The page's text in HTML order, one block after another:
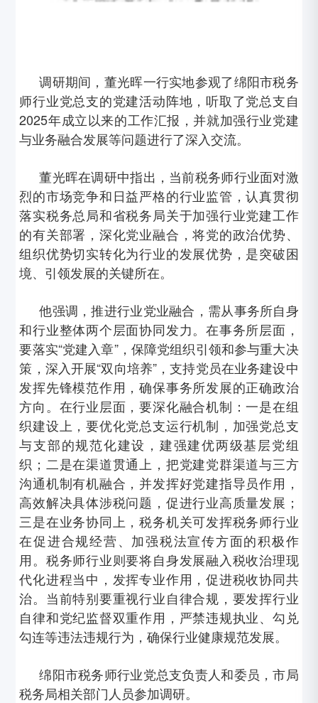
调研期间，董光晖一行实地参观了绵阳市税务
师行业党总支的党建活动阵地，听取了党总支自
2025年成立以来的工作汇报 ，并就加强行业党建
与业务融合发展等问题进行了深入交流。
董光晖在调研中指出，当前税务师行业面对激
烈的市场竞争和日益严格的行业监管，认真贯彻
落实税务总局和省税务局关于加强行业党建工作
的有关部署，深化党业融合，将党的政治优势、
组织优势切实转化为行业的发展优势，是突破困
境、引领发展的关键所在。
他强调，推进行业党业融合，需从事务所自身
和行业整体两个层面协同发力。在事务所层面，
要落实“党建入章”，保障党组织引领和参与重大决
策，深入开展“双向培养”，支持党员在业务建设中
发挥先锋模范作用，确保事务所发展的正确政治
方向。在行业层面，要深化融合机制：一是在组
织建设上，要优化党总支运行机制，加强党总支
与支部的规范化建设，建强建优两级基层党组
织；二是在渠道贯通上，把党建党群渠道与三方
沟通机制有机融合，并发挥好党建指导员作用，
高效解决具体涉税问题，促进行业高质量发展；
三是在业务协同上，税务机关可发挥税务师行业
在促进合规经营、加强税法宣传方面的积极作
用。税务师行业则要将自身发展融入税收治理现
代化进程当中，发挥专业作用，促进税收协同共
治。当前特别要重视行业自律合规，要发挥行业
自律和党纪监督双重作用，严禁违规执业、勾兑
勾连等违法违规行为，确保行业健康规范发展。
绵阳市税务师行业党总支负责人和委员，市局
税务局相关部门人员参加调研。